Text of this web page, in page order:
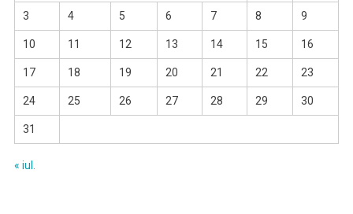
3 4 5 6 7 8 9
10 11 12 13 14 15 16
17 18 19 20 21 22 23
24 25 26 27 28 29 30
31
« iul.